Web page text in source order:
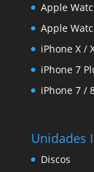
Apple
Apple
iPhone X /
iPhone 7
iPhone 7 /
Unidades
Discos